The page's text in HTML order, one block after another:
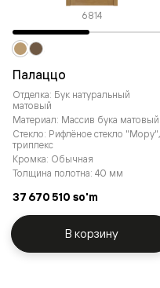
6814
Палаццо
Отделка: Бук натуральный
матовый
Материал: Массив бука матовый
Стекло: Рифлёное стекло "Мору",
триплекс
Кромка: Обычная
Толщина полотна: 40 мм
37 670 510 so'm
В корзину